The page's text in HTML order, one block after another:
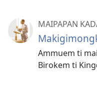
MAIPAPAN
Ammuem ti
Birokem ti